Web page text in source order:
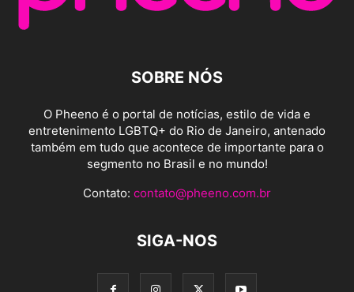
SOBRE NÓS
O Pheeno é o portal de notícias, estilo de vida e
entretenimento LGBTQ+ do Rio de Janeiro, antenado
também em tudo que acontece de importante para o
segmento no Brasil e no mundo!
Contato: contato@pheeno.com.br
SIGA-NOS